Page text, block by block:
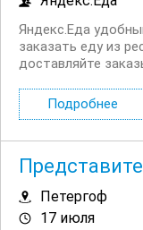
Яндекс.Еда
заказать еду из
доставляйте
сотрудничающей с
Первая выплата
Подробнее
Петергоф
17 июля